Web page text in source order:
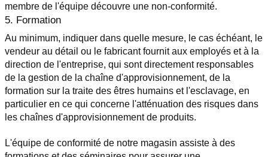
membre de l'équipe découvre une non-conformité.
5. Formation
Au minimum, indiquer dans quelle mesure, le cas échéant, le
vendeur au détail ou le fabricant fournit aux employés et à la
direction de l'entreprise, qui sont directement responsables
de la gestion de la chaîne d'approvisionnement, de la
formation sur la traite des êtres humains et l'esclavage, en
particulier en ce qui concerne l'atténuation des risques dans
les chaînes d'approvisionnement de produits.
L'équipe de conformité de notre magasin assiste à des